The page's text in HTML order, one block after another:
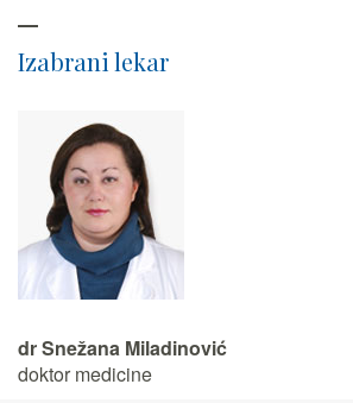
Izabrani lekar
dr Snežana Miladinović
doktor medicine